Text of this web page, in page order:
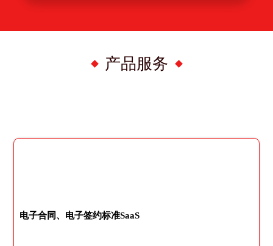
产品服务
电子合同、电子签约标准SaaS